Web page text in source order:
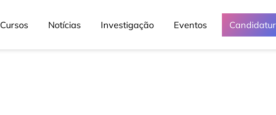
Cursos Notícias Investigação Eventos